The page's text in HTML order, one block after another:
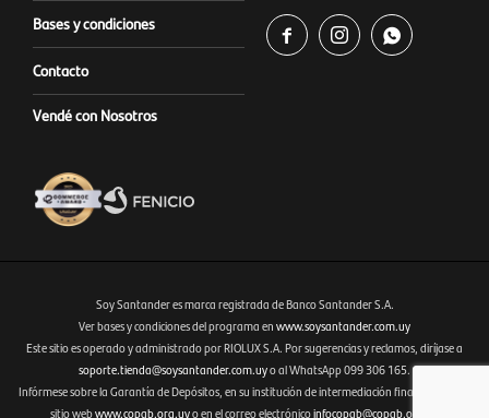
Bases y condiciones
Contacto
Vendé con Nosotros
  
Fenicio eCommerce Uruguay
Soy Santander es marca registrada de Banco Santander S.A.
Ver bases y condiciones del programa en www.soysantander.com.uy
Este sitio es operado y administrado por RIOLUX S.A. Por sugerencias y reclamos, diríjase a
soporte.tienda@soysantander.com.uyo al WhatsApp 099 306 165.
Infórmese sobre la Garantía de Depósitos, en su institución de intermediación financiera, en el
sitio webwww.copab.org.uyo en el correo electrónicoinfocopab@copab.org.uy